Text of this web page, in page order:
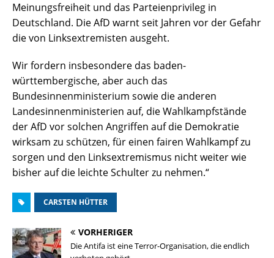
Meinungsfreiheit und das Parteienprivileg in
Deutschland. Die AfD warnt seit Jahren vor der Gefahr
die von Linksextremisten ausgeht.
Wir fordern insbesondere das baden-
württembergische, aber auch das
Bundesinnenministerium sowie die anderen
Landesinnenministerien auf, die Wahlkampfstände
der AfD vor solchen Angriffen auf die Demokratie
wirksam zu schützen, für einen fairen Wahlkampf zu
sorgen und den Linksextremismus nicht weiter wie
bisher auf die leichte Schulter zu nehmen.“
CARSTEN HÜTTER
VORHERIGER
Die Antifa ist eine Terror-Organisation, die endlich